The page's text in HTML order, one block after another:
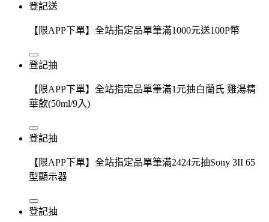
登記送
【限APP下單】全站指定品單筆滿1000元送100P幣
登記抽
【限APP下單】全站指定品單筆滿1元抽白蘭氏 雞湯精
華飲(50ml/9入)
登記抽
【限APP下單】全站指定品單筆滿2424元抽Sony 3II 65
型顯示器
登記抽